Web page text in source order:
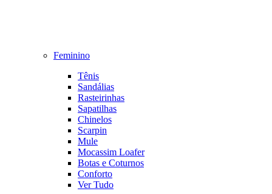
Feminino
Tênis
Sandálias
Rasteirinhas
Sapatilhas
Chinelos
Scarpin
Mule
Mocassim Loafer
Botas e Coturnos
Conforto
Ver Tudo